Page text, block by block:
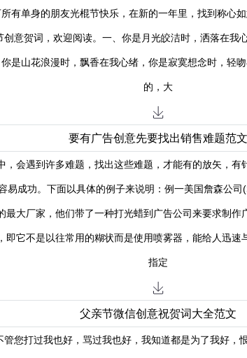
有单身的朋友光棍节快乐，在新的一年里，找到称心
创意贺词，欢迎阅读。一、你是月光皎洁时，洒落在我
是山花浪漫时，飘香在我心绪，你是寂寞想念时，轻
的，大
要有广告创意先要找出销售难题范文
，会遇到许多难题，找出这些难题，才能有的放矢，有
易成功。下面以具体的例子来说明：例一美国詹森公司
最大厂家，他们带了一种打光蜡到广告公司来要求制作
即它不是以往常用的糊状而是使用喷雾器，能给人迅速
指定
父亲节微信创意祝贺词大全范文
管您打过我也好，骂过我也好，我知道都是为了我好，